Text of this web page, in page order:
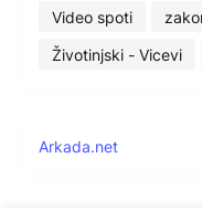
Video spoti
Životinjski - Vicevi
Arkada.net